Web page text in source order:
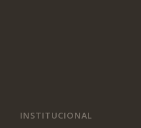
INSTITUCIONAL